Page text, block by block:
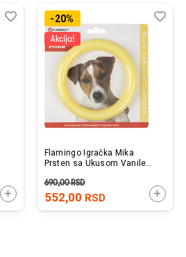
DODAJTE U KORPU
Dodaj
Uporedi-20%
Flamingo Igračka Mika
Prsten sa Ukusom Vanile
552,00 RSD
690,00RSD